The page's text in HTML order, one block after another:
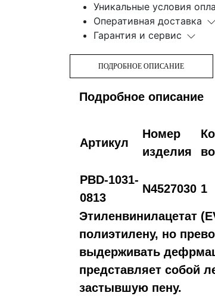
Уникальные условия
Оперативная доставка
Гарантия и сервис
ПОДРОБНОЕ ОПИСАНИЕ
Подробное описание
Артикул
Номер
изделия
во
PBD-1031-
0813
N4527030 1
Этиленвинилацетат
полиэтилену, но
выдерживать
представляет собой
застывшую пену.